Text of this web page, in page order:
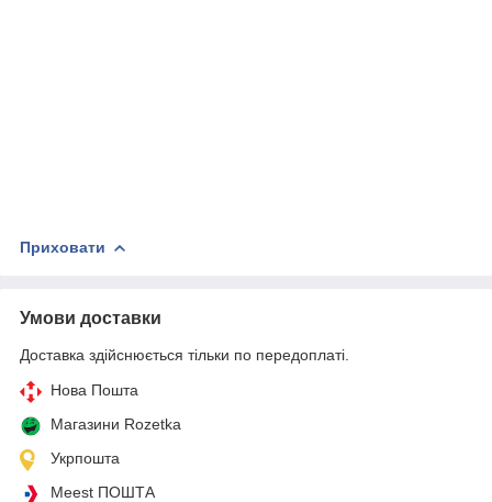
Приховати
Умови доставки
Доставка здійснюється тільки по передоплаті.
Нова Пошта
Магазини Rozetka
Укрпошта
Meest ПОШТА